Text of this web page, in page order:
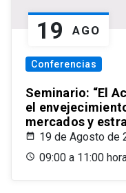
19 AGO
Conferencias
Seminario: “El
el
mercados y
19 de Agosto de
09:00 a 11:00